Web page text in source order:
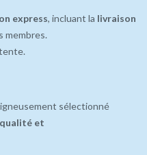
express, incluant la livraison
membres.
sélectionné
et